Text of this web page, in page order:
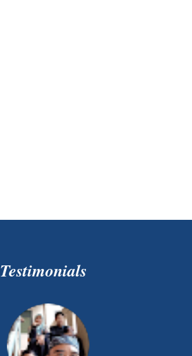
Testimonials